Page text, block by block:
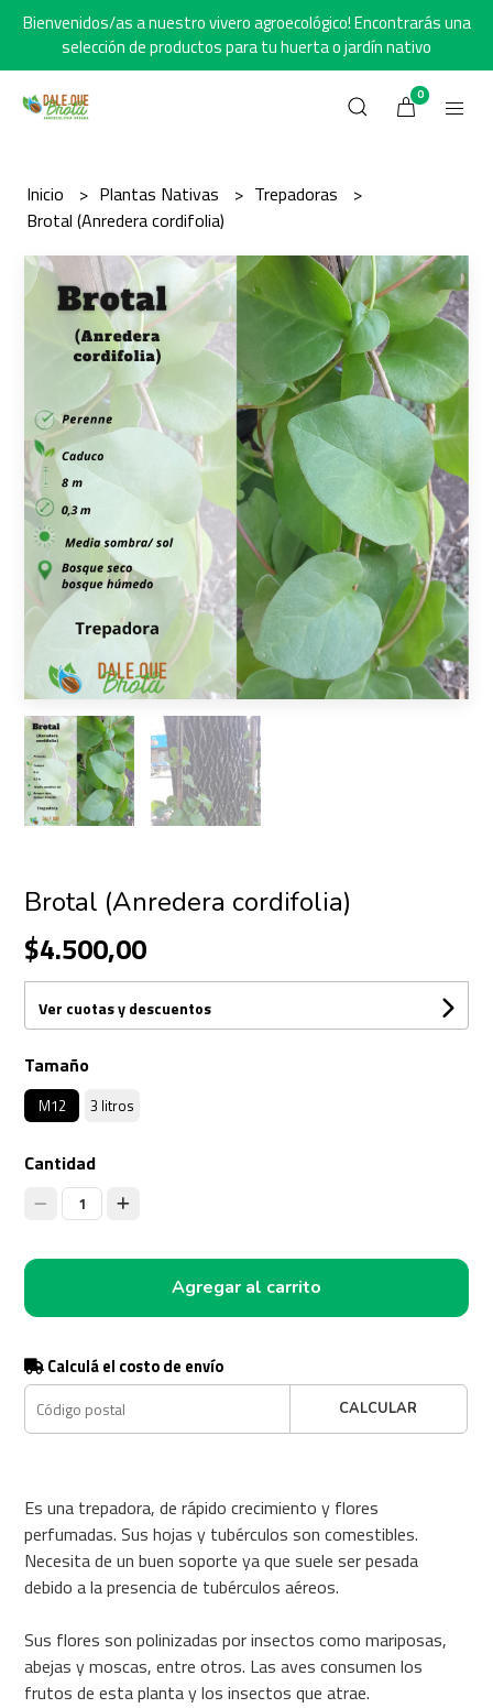
Bienvenidos/as a nuestro vivero agroecológico! Encontrarás una
selección de productos para tu huerta o jardín nativo
0
Inicio Plantas Nativas
Trepadoras
Brotal (Anredera cordifolia)
Brotal (Anredera cordifolia)
$4.500,00
Ver cuotas y descuentos
Tamaño
M12 3 litros
Cantidad
1
Agregar al carrito
Calculá el costo de envío
CALCULAR
Es una trepadora, de rápido crecimiento y flores
perfumadas. Sus hojas y tubérculos son comestibles.
Necesita de un buen soporte ya que suele ser pesada
debido a la presencia de tubérculos aéreos.
Sus flores son polinizadas por insectos como mariposas,
abejas y moscas, entre otros. Las aves consumen los
frutos de esta planta y los insectos que atrae.